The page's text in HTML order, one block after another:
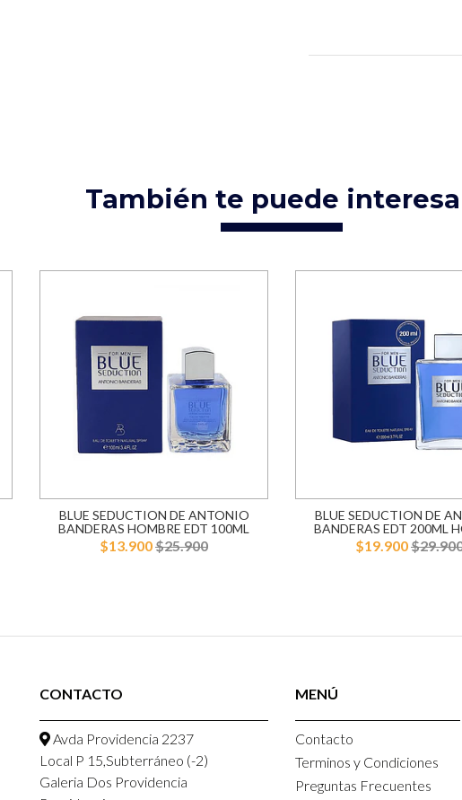
También te puede
BLUE SEDUCTION DE ANTONIO
BANDERAS HOMBRE EDT 100ML
$13.900$25.900
BLUE SEDUCTION DE
BANDERAS EDT 200ML
$19.900
CONTACTO
Avda Providencia 2237
Local P 15,Subterráneo (-2)
Galeria Dos Providencia
MENÚ
Contacto
Terminos y Condiciones
Preguntas Frecuentes